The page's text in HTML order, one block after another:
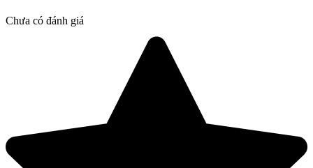
Chưa có đánh giá